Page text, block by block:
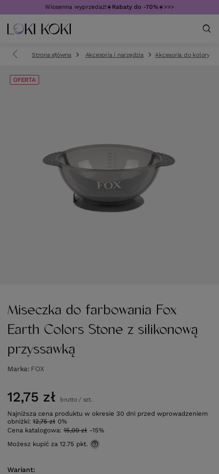
Wiosenna wyprzedaż!☀️Rabaty do -70%☀️>>>
Strona główna Akcesoria i narzędzia Akcesoria do
OFERTA
Miseczka do farbowania Fox
Earth Colors Stone z silikonową
przyssawką
Marka FOX
Wariant
12,75 zł brutto/ szt.
Najniższa cena produktu w okresie 30 dni przed wprowadzeniem
obniżki: 12,75 zł 0%
Cena katalogowa: 15,00 zł -15%
Możesz kupić za 12.75 pkt.